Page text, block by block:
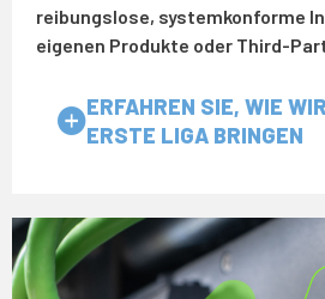
reibungslose, systemkonforme
eigenen Produkte oder Third-
ERFAHREN SIE, WIE
ERSTE LIGA BRINGEN